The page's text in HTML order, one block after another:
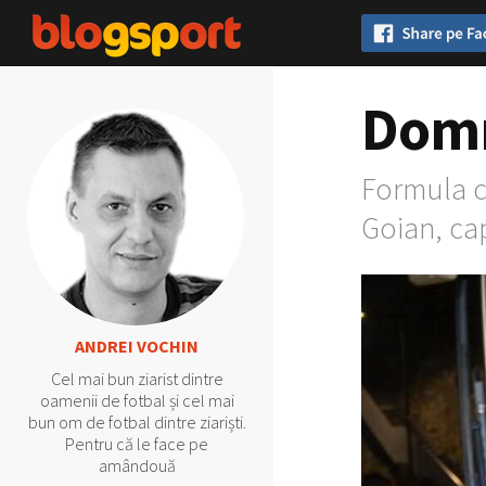
ANDREI VOCHIN
Cel mai bun ziarist dintre
oamenii de fotbal și cel mai
bun om de fotbal dintre ziariști.
Pentru că le face pe
amândouă
Formula
Goian,